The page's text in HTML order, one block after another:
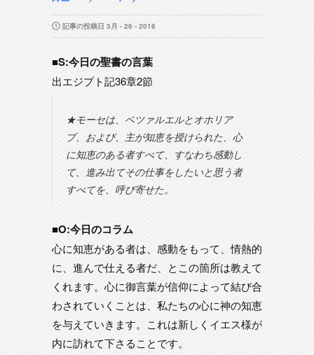
記事の投稿日 3月 - 26 - 2018
■S:今日の聖書の言葉
出エジプト記36章2節
★モーセは、ベツァルエルとオホリア
ブ、および、主が知恵を授けられた、心
に知恵のある者すべて、すなわち感動し
て、進み出てその仕事をしたいと思う者
すべてを、呼び寄せた。
■O:今日のコラム
心に知恵がある者は、感動をもって、情熱的
に、進んで仕える者だ、とこの箇所は教えて
くれます。心に御言葉が信仰によって結び合
わされていくことは、私たちの心に神の知恵
を与えていきます。これは新しくイエス様が
内に訪れて下さることです。